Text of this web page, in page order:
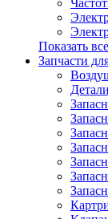
Показать
Запчасти